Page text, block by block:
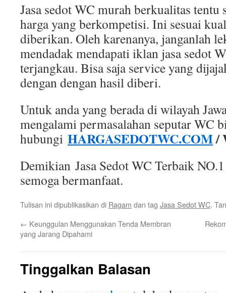
Jasa sedot WC murah berkualitas tentu
harga yang berkompetisi. Ini sesuai
diberikan. Oleh karenanya, janganlah
mendadak mendapati iklan jasa sedot
terjangkau. Bisa saja service yang
dengan dengan hasil diberi.
Untuk anda yang berada di wilayah
mengalami permasalahan seputar WC
hubungi HARGASEDOTWC.COM/
Demikian Jasa Sedot WC Terbaik
semoga bermanfaat.
Tulisan ini dipublikasikan di Ragam dan tag Jasa Sedot WC.
← Keunggulan Menggunakan Tenda Membran
yang Jarang Dipahami
Tinggalkan Balasan